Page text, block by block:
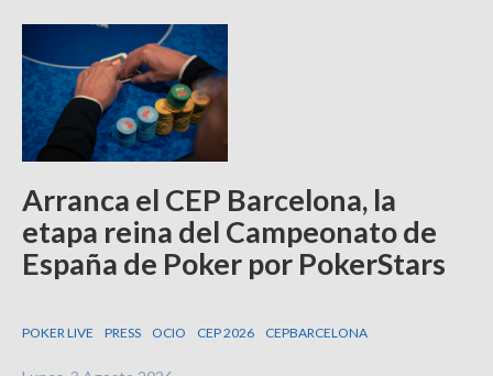
Arranca el CEP Barcelona, la
etapa reina del Campeonato de
España de Poker por PokerStars
POKER LIVE PRESS OCIO CEP 2026 CEPBARCELONA